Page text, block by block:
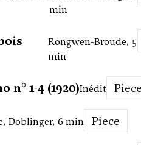
min
Rongwen-Broude, 5
min
n° 1-4 (1920)Inédit
Doblinger, 6 min Piece